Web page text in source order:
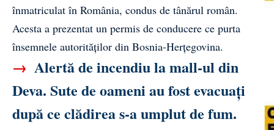
înmatriculat în România, condus de tânărul român.
Acesta a prezentat un permis de conducere ce purta
însemnele autorităților din Bosnia-Herțegovina.
→ Alertă de incendiu la mall-ul din
Deva. Sute de oameni au fost evacuați
după ce clădirea s-a umplut de fum.